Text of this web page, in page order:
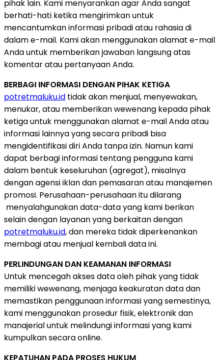
pihak lain. Kami menyarankan agar Anda sangat
berhati-hati ketika mengirimkan untuk
mencantumkan informasi pribadi atau rahasia di
dalam e-mail. Kami akan menggunakan alamat e-mail
Anda untuk memberikan jawaban langsung atas
komentar atau pertanyaan Anda.
BERBAGI INFORMASI DENGAN PIHAK KETIGA
potretmaluku.id tidak akan menjual, menyewakan,
menukar, atau memberikan wewenang kepada pihak
ketiga untuk menggunakan alamat e-mail Anda atau
informasi lainnya yang secara pribadi bisa
mengidentifikasi diri Anda tanpa izin. Namun kami
dapat berbagi informasi tentang pengguna kami
dalam bentuk keseluruhan (agregat), misalnya
dengan agensi iklan dan pemasaran atau manajemen
promosi. Perusahaan-perusahaan itu dilarang
menyalahgunakan data-data yang kami berikan
selain dengan layanan yang berkaitan dengan
potretmaluku.id, dan mereka tidak diperkenankan
membagi atau menjual kembali data ini.
PERLINDUNGAN DAN KEAMANAN INFORMASI
Untuk mencegah akses data oleh pihak yang tidak
memiliki wewenang, menjaga keakuratan data dan
memastikan penggunaan informasi yang semestinya,
kami menggunakan prosedur fisik, elektronik dan
manajerial untuk melindungi informasi yang kami
kumpulkan secara online.